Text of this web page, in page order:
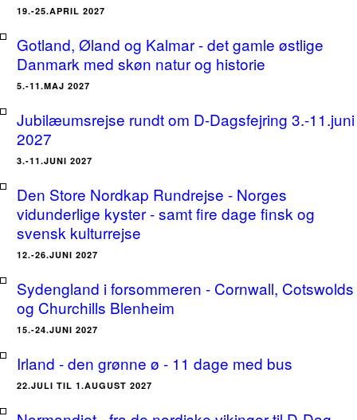
19.-25.APRIL 2027
Gotland, Øland og Kalmar - det gamle østlige
Danmark med skøn natur og historie
5.-11.MAJ 2027
Jubilæumsrejse rundt om D-Dagsfejring 3.-11.juni
2027
3.-11.JUNI 2027
Den Store Nordkap Rundrejse - Norges
vidunderlige kyster - samt fire dage finsk og
svensk kulturrejse
12.-26.JUNI 2027
Sydengland i forsommeren - Cornwall, Cotswolds
og Churchills Blenheim
15.-24.JUNI 2027
Irland - den grønne ø - 11 dage med bus
22.JULI TIL 1.AUGUST 2027